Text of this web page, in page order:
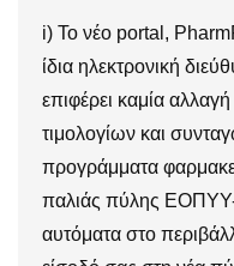
i) Το νέο portal,
ίδια ηλεκτρονική
επιφέρει καμία
τιμολογίων και
προγράμματα
παλιάς πύλης
αυτόματα στο